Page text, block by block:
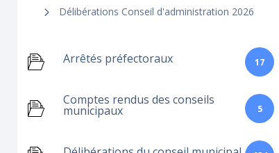
Délibérations Conseil d'administration 2026
Arrêtés préfectoraux 17
Comptes rendus des conseils
municipaux 5